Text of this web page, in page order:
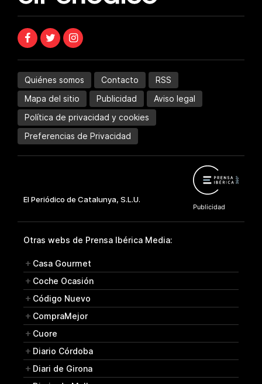
Quiénes somos Contacto
RSS
Mapa del sitio
Publicidad
Aviso legal
Política de privacidad y cookies
Preferencias de Privacidad
Otras webs de Prensa Ibérica Media:
Casa Gourmet
Coche Ocasión
Código Nuevo
CompraMejor
Cuore
Diario Córdoba
Diari de Girona